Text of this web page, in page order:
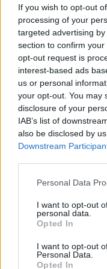
If you wish to opt-out
processing of your
targeted advertising
section to confirm
opt-out request is
interest-based ads
us or personal
your opt-out. You may
disclosure of your
IAB’s list of
also be disclosed by
Downstream
Please note that this
not limited to your visit
grant or deny consent
use your data for
consent section.
Personal Data
I want to opt-out
personal data.
Opted In
I want to opt-out
Personal Data.
Opted In